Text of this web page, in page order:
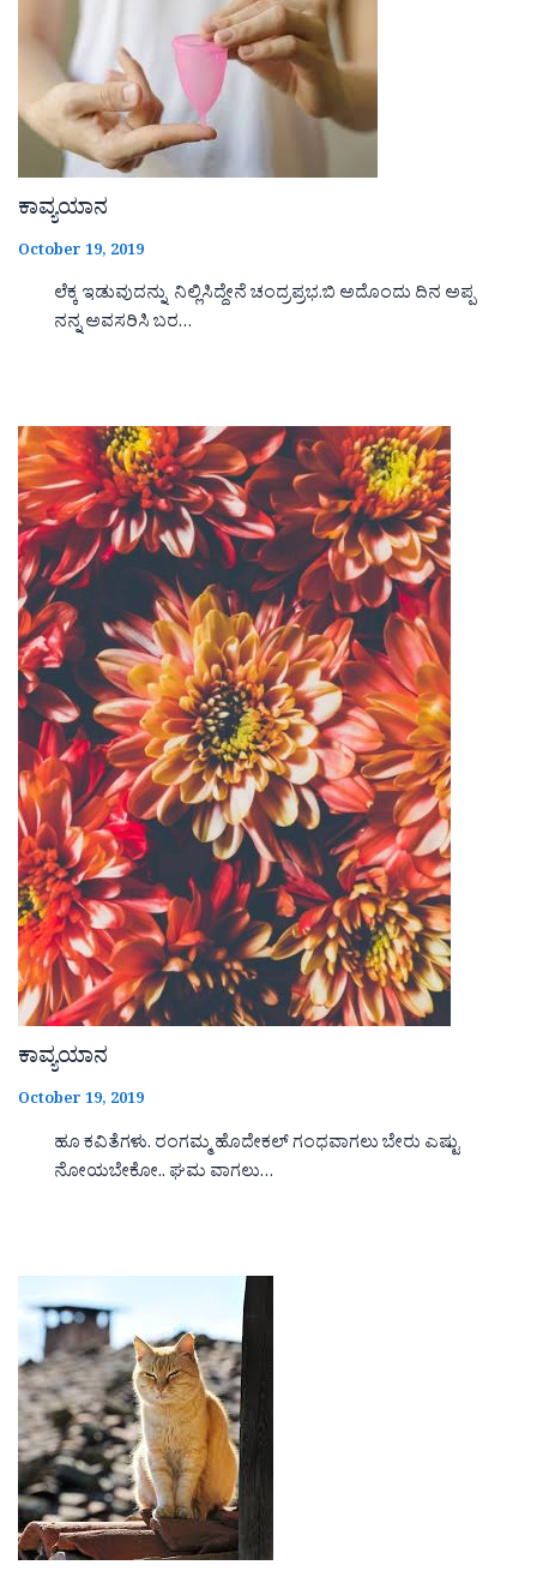
ಕಾವ್ಯಯಾನ
October 19, 2019
ಲೆಕ್ಕ ಇಡುವುದನ್ನು ನಿಲ್ಲಿಸಿದ್ದೇನೆ ಚಂದ್ರಪ್ರಭ.ಬಿ ಅದೊಂದು ದಿನ ಅಪ್ಪ
ನನ್ನ ಅವಸರಿಸಿ ಬರ…
ಕಾವ್ಯಯಾನ
October 19, 2019
ಹೂ ಕವಿತೆಗಳು. ರಂಗಮ್ಮ ಹೊದೇಕಲ್ ಗಂಧವಾಗಲು ಬೇರು ಎಷ್ಟು
ನೋಯಬೇಕೋ.. ಘಮ ವಾಗಲು…